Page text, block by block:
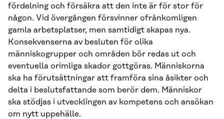
fördelning och försäkra att den inte är för stor för
någon. Vid övergången försvinner ofrånkomligen
gamla arbetsplatser, men samtidigt skapas nya.
Konsekvenserna av besluten för olika
människogrupper och områden bör redas ut och
eventuella orimliga skador gottgöras. Människorna
ska ha förutsättningar att framföra sina åsikter och
delta i beslutsfattande som berör dem. Människor
ska stödjas i utvecklingen av kompetens och ansökan
om nytt uppehälle.